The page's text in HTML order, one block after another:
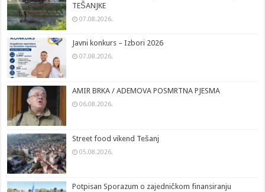
TEŠANJKE
07.08.2026.
Javni konkurs – Izbori 2026
07.08.2026.
AMIR BRKA / ADEMOVA POSMRTNA PJESMA
06.08.2026.
Street food vikend Tešanj
05.08.2026.
Potpisan Sporazum o zajedničkom finansiranju